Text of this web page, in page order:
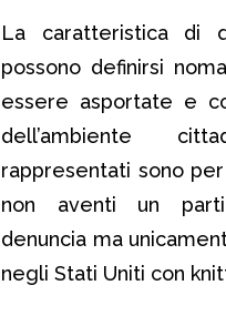
La caratteristica di
possono definirsi
essere asportate e
dell’ambiente
rappresentati sono
non aventi un
denuncia ma
negli Stati Uniti con